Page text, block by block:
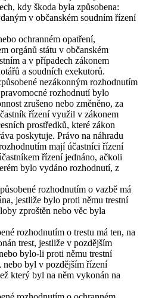
kdy škoda byla způsobena:
v občanském soudním řízení
ochranném opatření,
orgánů státu v občanském
a v případech zákonem
a soudních exekutorů.
nezákonným rozhodnutím
rozhodnutí bylo
zrušeno nebo změněno, za
řízení využil v zákonem
prostředků, které zákon
poskytuje. Právo na náhradu
mají účastníci řízení
řízení jednáno, ačkoli
bylo vydáno rozhodnutí, z
rozhodnutím o vazbě má
jestliže bylo proti němu trestní
zproštěn nebo věc byla
rozhodnutím o trestu má ten, na
trest, jestliže v pozdějším
bylo-li proti němu trestní
nebo byl v pozdějším řízení
který byl na něm vykonán na